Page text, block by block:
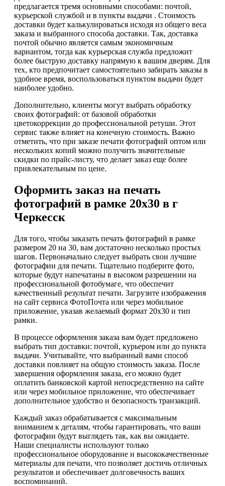
предлагается тремя основными способами: почтой,
курьерской службой и в пункты выдачи . Стоимость
доставки будет калькулироваться исходя из общего веса
заказа и выбранного способа доставки. Так, доставка
почтой обычно является самым экономичным
вариантом, тогда как курьерская служба предложит
более быструю доставку напрямую к вашим дверям. Для
тех, кто предпочитает самостоятельно забирать заказы в
удобное время, воспользоваться пунктом выдачи будет
наиболее удобно.
Дополнительно, клиенты могут выбрать обработку
своих фотографий: от базовой обработки
цветокоррекции до профессиональной ретуши. Этот
сервис также влияет на конечную стоимость. Важно
отметить, что при заказе печати фотографий оптом или
нескольких копий можно получить значительные
скидки по прайс-листу, что делает заказ еще более
привлекательным по цене.
Оформить заказ на печать
фотографий в рамке 20х30 в г
Черкесск
Для того, чтобы заказать печать фотографий в рамке
размером 20 на 30, вам достаточно несколько простых
шагов. Первоначально следует выбрать свои лучшие
фотографии для печати. Тщательно подберите фото,
которые будут напечатаны в высоком разрешении на
профессиональной фотобумаге, что обеспечит
качественный результат печати. Загрузите изображения
на сайт сервиса ФотоПочта или через мобильное
приложение, указав желаемый формат 20х30 и тип
рамки.
В процессе оформления заказа вам будет предложено
выбрать тип доставки: почтой, курьером или до пункта
выдачи. Учитывайте, что выбранный вами способ
доставки повлияет на общую стоимость заказа. После
завершения оформления заказа, его можно будет
оплатить банковской картой непосредственно на сайте
или через мобильное приложение, что обеспечивает
дополнительное удобство и безопасность транзакций.
Каждый заказ обрабатывается с максимальным
вниманием к деталям, чтобы гарантировать, что ваши
фотографии будут выглядеть так, как вы ожидаете.
Наши специалисты используют только
профессиональное оборудование и высококачественные
материалы для печати, что позволяет достичь отличных
результатов и обеспечивает долговечность ваших
воспоминаний.